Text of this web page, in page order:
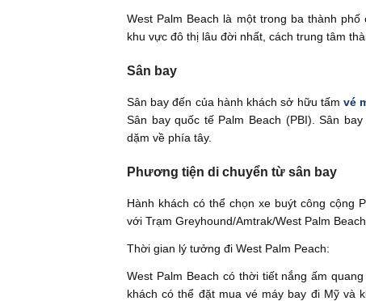
West Palm Beach là một trong ba thành
khu vực đô thị lâu đời nhất, cách trung tâm
Sân bay
Sân bay đến của hành khách sở hữu tấmvé
Sân bay quốc tế Palm Beach (PBI). Sân
dặm về phía tây.
Phương tiện di chuyển từ sân bay
Hành khách có thể chọn xe buýt công cộng
với Trạm Greyhound/Amtrak/West Palm
Thời gian lý tưởng đi West Palm Peach:
West Palm Beach có thời tiết nắng ấm
khách có thể đặt mua vé máy bay đi Mỹ và